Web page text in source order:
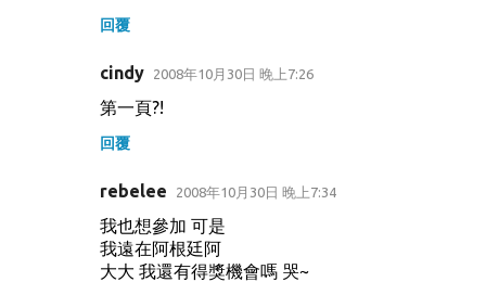
回覆
cindy 2008年10月30日 晚上7:26
第一頁?!
回覆
rebelee 2008年10月30日 晚上7:34
我也想參加 可是
我遠在阿根廷阿
大大 我還有得獎機會嗎 哭~